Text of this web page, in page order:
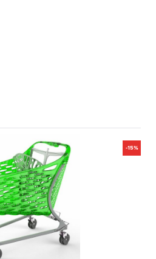
-15%